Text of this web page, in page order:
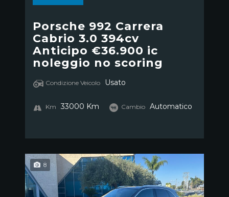
Porsche 992 Carrera
Cabrio 3.0 394cv
Anticipo €36.900 ic
noleggio no scoring
Condizione Veicolo Usato
Km 33000 Km Cambio Automatico
8